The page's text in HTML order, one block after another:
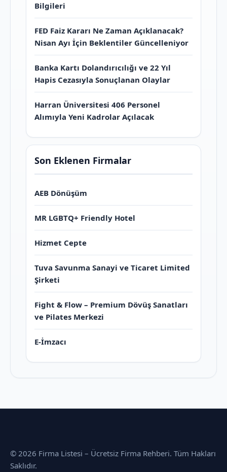
Bilgileri
FED Faiz Kararı Ne Zaman Açıklanacak?
Nisan Ayı İçin Beklentiler Güncelleniyor
Banka Kartı Dolandırıcılığı ve 22 Yıl
Hapis Cezasıyla Sonuçlanan Olaylar
Harran Üniversitesi 406 Personel
Alımıyla Yeni Kadrolar Açılacak
Son Eklenen Firmalar
AEB Dönüşüm
MR LGBTQ+ Friendly Hotel
Hizmet Cepte
Tuva Savunma Sanayi ve Ticaret Limited
Şirketi
Fight & Flow – Premium Dövüş Sanatları
ve Pilates Merkezi
E-İmzacı
© 2026 Firma Listesi – Ücretsiz Firma Rehberi. Tüm Hakları
Saklıdır.